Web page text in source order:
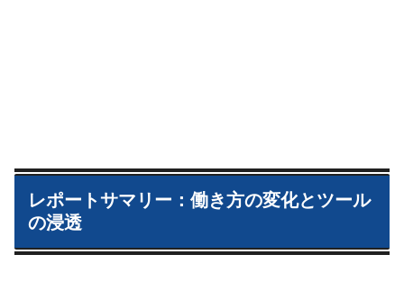
レポートサマリー：働き方の変化とツール
の浸透